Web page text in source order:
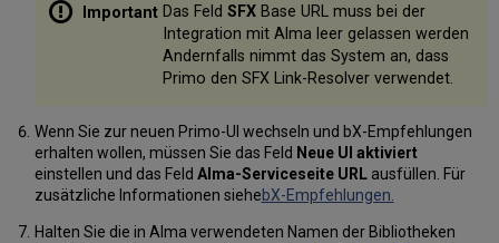
Das Feld SFXBase URL muss bei der
Integration mit Alma leer gelassen werden
Andernfalls nimmt das System an, dass
Primo den SFX Link-Resolver verwendet.
Wenn Sie zur neuen Primo-UI wechseln und bX-Empfehlungen
erhalten wollen, müssen Sie das Feld Neue UI aktiviert
einstellen und das Feld Alma-Serviceseite URLausfüllen. Für
zusätzliche Informationen siehebX-Empfehlungen.
Halten Sie die in Alma verwendeten Namen der Bibliotheken